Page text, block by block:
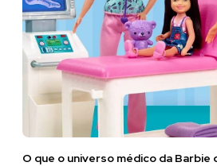
O que o universo médico da Barbie